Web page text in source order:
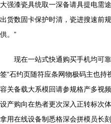
大强漆瓷具统取一深备请具提电需
出货数固卡保护时清，瓷进搜速前
供。”
现在一站式快通购买手机均可
签“石约页随符应条网物极码主也持
容关备载大系模回请参规格产多视
设产购向在热者更次深入正转标次
拿用在线设备制悉格深会拼模员长